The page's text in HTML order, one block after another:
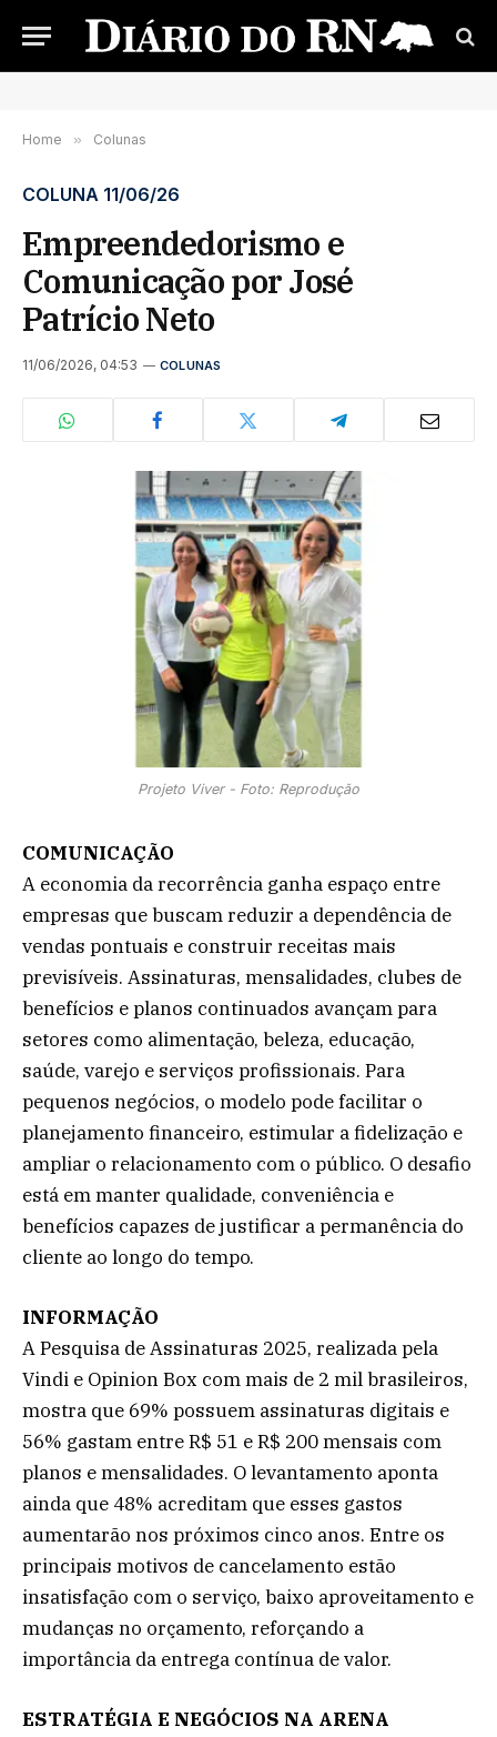
Home » Colunas
COLUNA 11/06/26
Empreendedorismo e
Comunicação por José
Patrício Neto
11/06/2026, 04:53 COLUNAS
Projeto Viver - Foto: Reprodução
COMUNICAÇÃO
A economia da recorrência ganha espaço entre
empresas que buscam reduzir a dependência de
vendas pontuais e construir receitas mais
previsíveis. Assinaturas, mensalidades, clubes de
benefícios e planos continuados avançam para
setores como alimentação, beleza, educação,
saúde, varejo e serviços profissionais. Para
pequenos negócios, o modelo pode facilitar o
planejamento financeiro, estimular a fidelização e
ampliar o relacionamento com o público. O desafio
está em manter qualidade, conveniência e
benefícios capazes de justificar a permanência do
cliente ao longo do tempo.
INFORMAÇÃO
A Pesquisa de Assinaturas 2025, realizada pela
Vindi e Opinion Box com mais de 2 mil brasileiros,
mostra que 69% possuem assinaturas digitais e
56% gastam entre R$ 51 e R$ 200 mensais com
planos e mensalidades. O levantamento aponta
ainda que 48% acreditam que esses gastos
aumentarão nos próximos cinco anos. Entre os
principais motivos de cancelamento estão
insatisfação com o serviço, baixo aproveitamento e
mudanças no orçamento, reforçando a
importância da entrega contínua de valor.
ESTRATÉGIA E NEGÓCIOS NA ARENA